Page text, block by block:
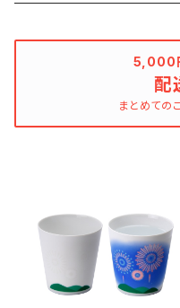
5,000
配
まとめての